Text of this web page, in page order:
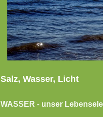
Salz, Wasser, Licht
WASSER - unser